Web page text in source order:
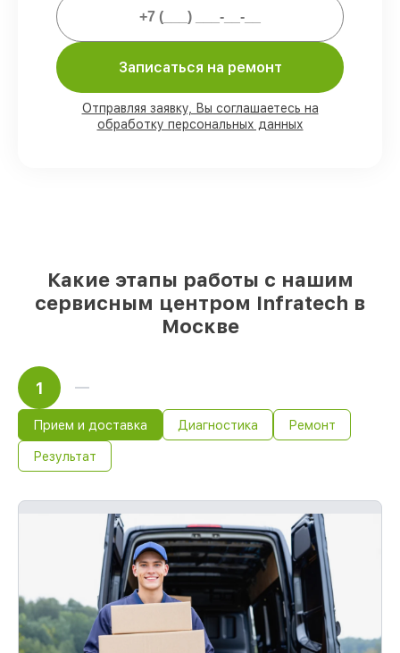
Мы гарантируем:
80%работ в присутствии заказчика
90%комплектующих для оптических
прицелов на складе или быстро
Записаться на ремонт
Отправляя заявку, Вы соглашаетесь на
обработку персональных данных
Какие этапы работы с нашим
сервисным центром Infratech в
Москве
1
Прием и доставка Диагностика Ремонт
Результат